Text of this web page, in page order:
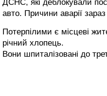
ДСНС, які деблокували
авто. Причини аварії зараз
Потерпілими є місцеві
річний хлопець.
Вони шпиталізовані до